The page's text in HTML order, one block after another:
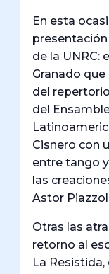
En esta
de la UNRC:
Granado
del
del
Cisnero con
entre tango
las
Astor
Otras las
retorno al
La